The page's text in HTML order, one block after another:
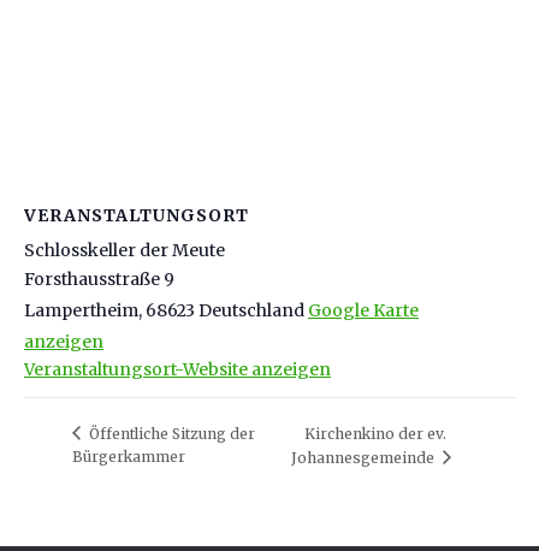
VERANSTALTUNGSORT
Schlosskeller der Meute
Forsthausstraße 9
Lampertheim, 68623 Deutschland Google Karte
anzeigen
Veranstaltungsort-Website anzeigen
Öffentliche Sitzung der
Bürgerkammer
Kirchenkino der ev.
Johannesgemeinde